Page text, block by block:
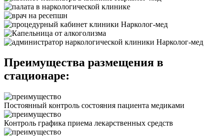
Преимущества размещения в
стационаре:
Постоянный контроль состояния пациента медиками
Контроль графика приема лекарственных средств